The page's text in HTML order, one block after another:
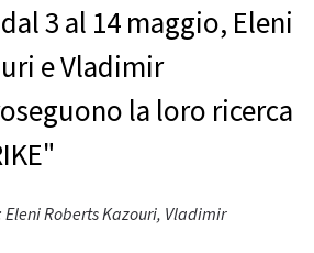
3 al 14 maggio, Eleni
e Vladimir
la loro ricerca
Roberts Kazouri, Vladimir